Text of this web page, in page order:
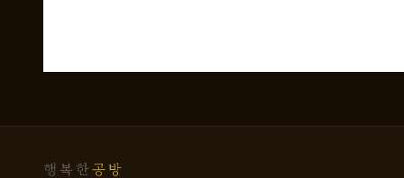
행복한공방